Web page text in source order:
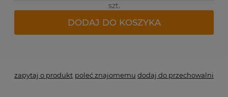
szt.
DODAJ DO KOSZYKA
zapytaj o produkt poleć znajomemu dodaj do przechowalni